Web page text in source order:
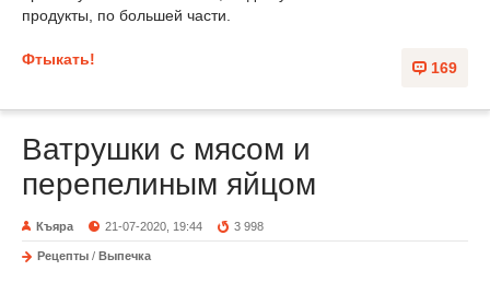
продукты, по большей части.
169
Фтыкать!
Ватрушки с мясом и
перепелиным яйцом
Къяра 21-07-2020, 19:44 3 998
Рецепты / Выпечка